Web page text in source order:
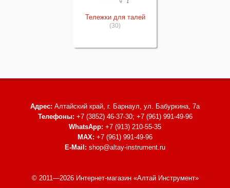
Тележки для талей
(30)
Адрес: Алтайский край, г. Барнаул, ул. Бабуркина, 7а
Телефоны: +7 (3852) 46-37-30; +7 (961) 991-49-96
WhatsApp: +7 (913) 210-55-35
MAX: +7 (961) 991-49-96
E-Mail: shop@altay-instrument.ru
© 2011—2026 Интернет-магазин «Алтай Инструмент»